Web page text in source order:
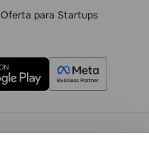
Oferta para Startups